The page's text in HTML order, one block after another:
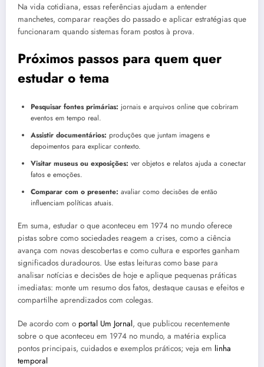
Na vida cotidiana, essas referências ajudam a entender
manchetes, comparar reações do passado e aplicar estratégias que
funcionaram quando sistemas foram postos à prova.
Próximos passos para quem quer
estudar o tema
Pesquisar fontes primárias: jornais e arquivos online que cobriram
eventos em tempo real.
Assistir documentários: produções que juntam imagens e
depoimentos para explicar contexto.
Visitar museus ou exposições: ver objetos e relatos ajuda a conectar
fatos e emoções.
Comparar com o presente: avaliar como decisões de então
influenciam políticas atuais.
Em suma, estudar o que aconteceu em 1974 no mundo oferece
pistas sobre como sociedades reagem a crises, como a ciência
avança com novas descobertas e como cultura e esportes ganham
significados duradouros. Use estas leituras como base para
analisar notícias e decisões de hoje e aplique pequenas práticas
imediatas: monte um resumo dos fatos, destaque causas e efeitos e
compartilhe aprendizados com colegas.
De acordo com o portal Um Jornal, que publicou recentemente
sobre o que aconteceu em 1974 no mundo, a matéria explica
pontos principais, cuidados e exemplos práticos; veja em linha
temporal